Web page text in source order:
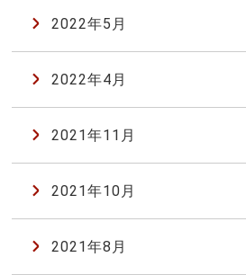
2022年5月
2022年4月
2021年11月
2021年10月
2021年8月